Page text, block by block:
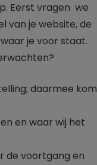
Eerst vragen we
van je website, de
je voor staat.
daarmee kom
en waar wij het
de voortgang en